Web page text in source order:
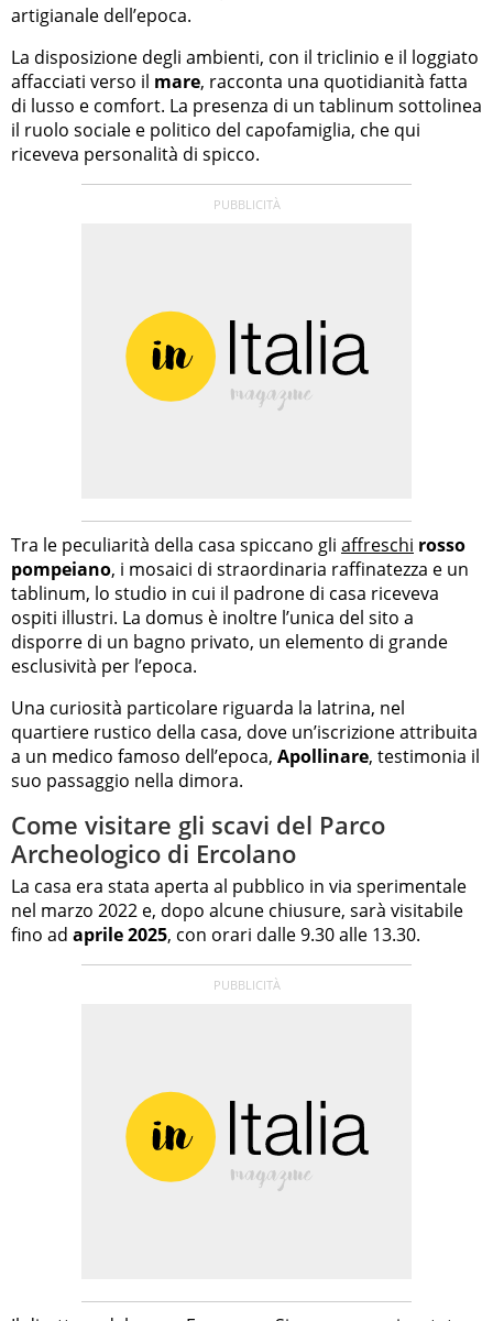
artigianale dell’epoca.
La disposizione degli ambienti, con il triclinio e il loggiato
affacciati verso il mare, racconta una quotidianità fatta
di lusso e comfort. La presenza di un tablinum sottolinea
il ruolo sociale e politico del capofamiglia, che qui
riceveva personalità di spicco.
Tra le peculiarità della casa spiccano gli affreschi rosso
pompeiano, i mosaici di straordinaria raffinatezza e un
tablinum, lo studio in cui il padrone di casa riceveva
ospiti illustri. La domus è inoltre l’unica del sito a
disporre di un bagno privato, un elemento di grande
esclusività per l’epoca.
Una curiosità particolare riguarda la latrina, nel
quartiere rustico della casa, dove un’iscrizione attribuita
a un medico famoso dell’epoca, Apollinare, testimonia il
suo passaggio nella dimora.
Come visitare gli scavi del Parco
Archeologico di Ercolano
La casa era stata aperta al pubblico in via sperimentale
nel marzo 2022 e, dopo alcune chiusure, sarà visitabile
fino ad aprile 2025, con orari dalle 9.30 alle 13.30.